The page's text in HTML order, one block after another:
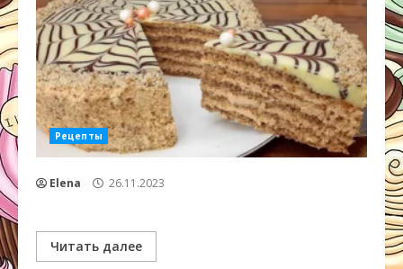
Рецепты
Elena 26.11.2023
Читать далее